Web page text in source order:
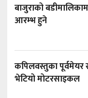
बाजुराको
आरम्भ हुने
कपिलवस्तुका पूर्वमेयर
भेटियो मोटरसाइकल